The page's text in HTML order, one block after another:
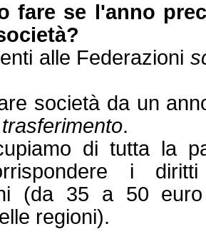
fare se l'anno
alle Federazioni
società da un
.
di tutta la
i
(da 35 a 50
regioni).